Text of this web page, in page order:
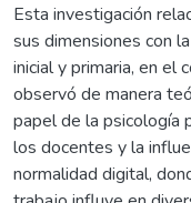
Esta investigación
sus dimensiones con
inicial y primaria, en el
observó de manera
papel de la psicología
los docentes y la
normalidad digital,